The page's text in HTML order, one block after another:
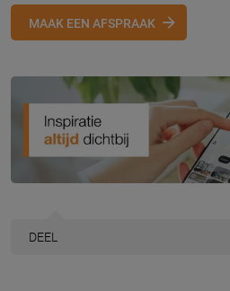
MAAK EEN AFSPRAAK
DEEL